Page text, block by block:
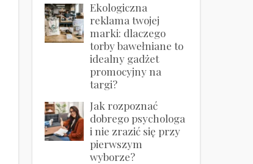
Ekologiczna
reklama twojej
marki: dlaczego
torby bawełniane to
idealny gadżet
promocyjny na
targi?
Jak rozpoznać
dobrego psychologa
i nie zrazić się przy
pierwszym
wyborze?